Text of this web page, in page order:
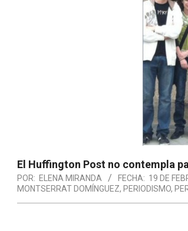
El Huffington Post no contempla
POR: ELENA MIRANDA FECHA: 19 DE
MONTSERRAT DOMÍNGUEZ, PERIODISMO,